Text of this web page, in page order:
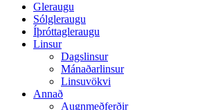
Gleraugu
Sólgleraugu
Íþróttagleraugu
Linsur
Dagslinsur
Mánaðarlinsur
Linsuvökvi
Annað
Augnmeðferðir